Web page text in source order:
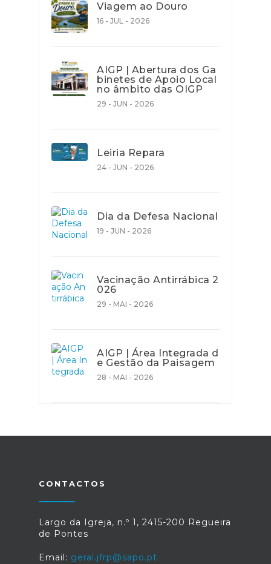
Viagem ao Douro
16 - JUL - 2026
AIGP | Abertura dos Ga
binetes de Apoio Local
no âmbito das OIGP
29 - JUN - 2026
Leiria Repara
24 - JUN - 2026
Dia da Defesa Nacional
19 - JUN - 2026
Vacinação Antirrábica 2
026
29 - MAI - 2026
AIGP | Área Integrada d
e Gestão da Paisagem
28 - MAI - 2026
CONTACTOS
Largo da Igreja, n.º 1, 2415-200 Regueira
de Pontes
Email: geral.jfrp@sapo.pt